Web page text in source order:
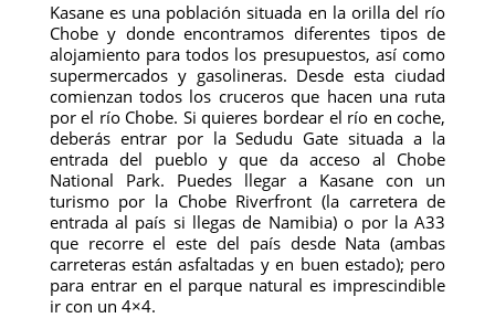
Kasane es una población situada en la orilla del río
Chobe y donde encontramos diferentes tipos de
alojamiento para todos los presupuestos, así como
supermercados y gasolineras. Desde esta ciudad
comienzan todos los cruceros que hacen una ruta
por el río Chobe. Si quieres bordear el río en coche,
deberás entrar por la Sedudu Gate situada a la
entrada del pueblo y que da acceso al Chobe
National Park. Puedes llegar a Kasane con un
turismo por la Chobe Riverfront (la carretera de
entrada al país si llegas de Namibia) o por la A33
que recorre el este del país desde Nata (ambas
carreteras están asfaltadas y en buen estado); pero
para entrar en el parque natural es imprescindible
ir con un 4×4.